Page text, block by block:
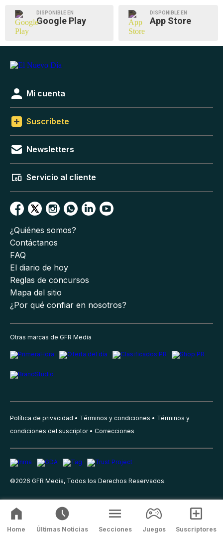
DISPONIBLE EN
Google Play
DISPONIBLE EN
App Store
Mi cuenta
Suscríbete
Newsletters
Servicio al cliente
¿Quiénes somos?
Contáctanos
FAQ
El diario de hoy
Reglas de concursos
Mapa del sitio
¿Por qué confiar en nosotros?
Otras marcas de GFR Media
Política de privacidad Términos y condiciones
Términos y
condiciones del suscriptor
Correcciones
©2026 GFR Media, Todos los Derechos Reservados.
Home Últimas Noticias Secciones Juegos Suscriptores